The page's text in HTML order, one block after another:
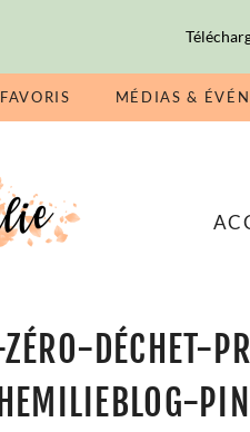
MÉDIAS &
DÉCHET-